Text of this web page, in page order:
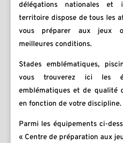
délégations nationales et
territoire dispose de tous les
vous préparer aux jeux
meilleures conditions.
Stades emblématiques,
vous trouverez ici les
emblématiques et de qualité
en fonction de votre discipline.
Parmi les équipements ci-
« Centre de préparation aux